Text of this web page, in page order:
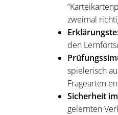
zweimal
den
spielerisch
Fragearten
Sicherheit
gelernten